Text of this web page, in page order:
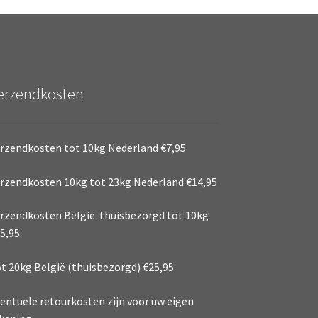
tot 10kg Nederland €7,95
10kg tot 23kg Nederland €14,95
België thuisbezorgd tot 10kg
20kg België (thuisbezorgd) €25,95
retourkosten zijn voor uw eigen